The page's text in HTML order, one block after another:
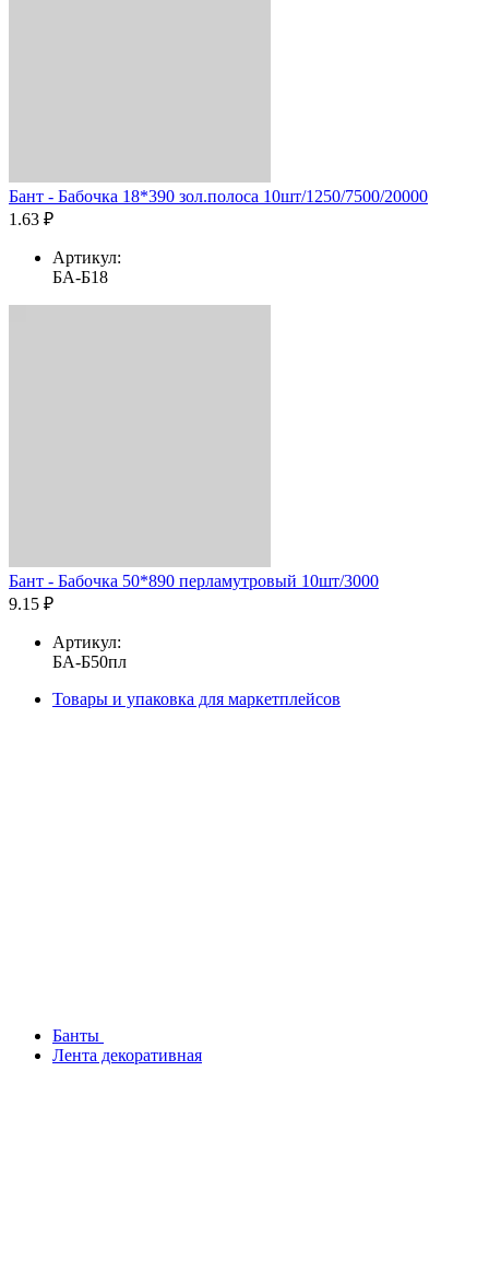
Бант - Бабочка 18*390 зол.полоса 10шт/1250/7500/20000
1.63 ₽
Артикул:
БА-Б18
Бант - Бабочка 50*890 перламутровый 10шт/3000
9.15 ₽
Артикул:
БА-Б50пл
Товары и упаковка для маркетплейсов
Банты
Лента декоративная